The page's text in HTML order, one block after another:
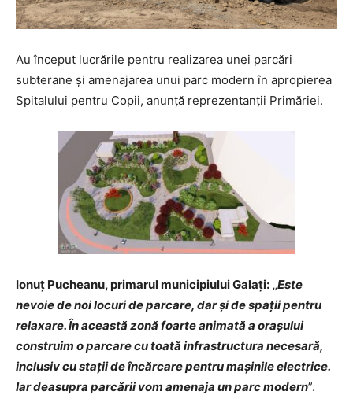
Au început lucrările pentru realizarea unei parcări
subterane și amenajarea unui parc modern în apropierea
Spitalului pentru Copii, anunță reprezentanții Primăriei.
Ionuț Pucheanu, primarul municipiului Galați: „Este
nevoie de noi locuri de parcare, dar și de spații pentru
relaxare. În această zonă foarte animată a orașului
construim o parcare cu toată infrastructura necesară,
inclusiv cu stații de încărcare pentru mașinile electrice.
Iar deasupra parcării vom amenaja un parc modern”.